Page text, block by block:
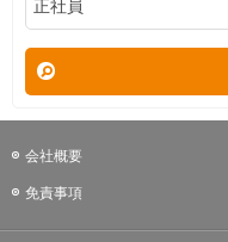
会社概要
免責事項